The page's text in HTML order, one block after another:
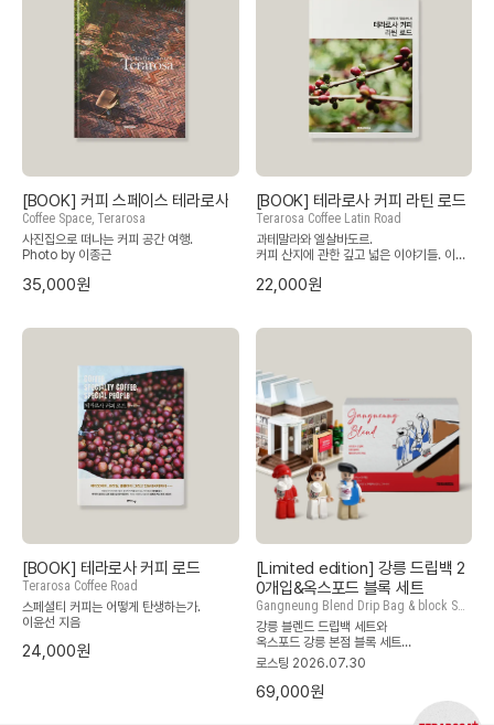
[BOOK] 커피 스페이스 테라로사
Coffee Space, Terarosa
사진집으로 떠나는 커피 공간 여행.
Photo by 이종근
35,000원
[BOOK] 테라로사 커피 라틴 로드
Terarosa Coffee Latin Road
과테말라와 엘살바도르.
커피 산지에 관한 깊고 넓은 이야기들. 이윤
22,000원
[BOOK] 테라로사 커피 로드
Terarosa Coffee Road
스페셜티 커피는 어떻게 탄생하는가.
이윤선 지음
24,000원
[Limited edition] 강릉 드립백 2
0개입&옥스포드 블록 세트
Gangneung Blend Drip Bag & block Se
t강릉 블렌드 드립백 세트와
옥스포드 강릉 본점 블록 세트
*옥스포드 세트 단독 구매 시 외박스 없이
홀리데이 패키지 상자로 배송됩니다.
로스팅 2026.07.30
69,000원